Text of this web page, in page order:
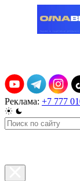
Реклама: +7 777